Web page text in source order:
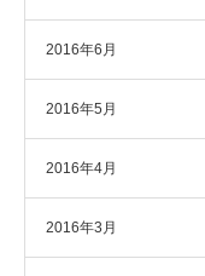
2016年6月
2016年5月
2016年4月
2016年3月